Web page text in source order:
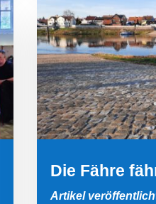
Die Fähre
Artikel